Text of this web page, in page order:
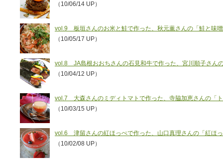
（10/06/14 UP）
vol.9 板垣さんのお米と鮭で作った、秋元薫さんの「鮭と味
（10/05/17 UP）
vol.8 JA島根おおちさんの石見和牛で作った、宮川順子さん
（10/04/12 UP）
vol.7 大森さんのミディトマトで作った、寺脇加恵さんの「
（10/03/15 UP）
vol.6 津留さんの紅ほっぺで作った、山口真理さんの「紅ほ
（10/02/08 UP）